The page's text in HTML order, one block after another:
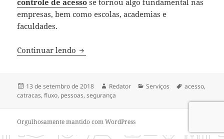
empresas, bem como escolas, academias e
faculdades.
Continuar lendo Conheça os modelos de controladores
Publicado
em
13 de setembro de 2018 Autor
Redator Categorias
Serviços Tags
acesso,
catracas,fluxo, pessoas,segurança
Orgulhosamente mantido com WordPress